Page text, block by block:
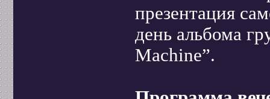
презентация
день альбома
Machine”.